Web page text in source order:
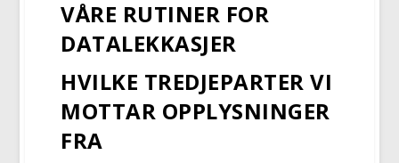
VÅRE RUTINER FOR
DATALEKKASJER
HVILKE TREDJEPARTER VI
MOTTAR OPPLYSNINGER
FRA